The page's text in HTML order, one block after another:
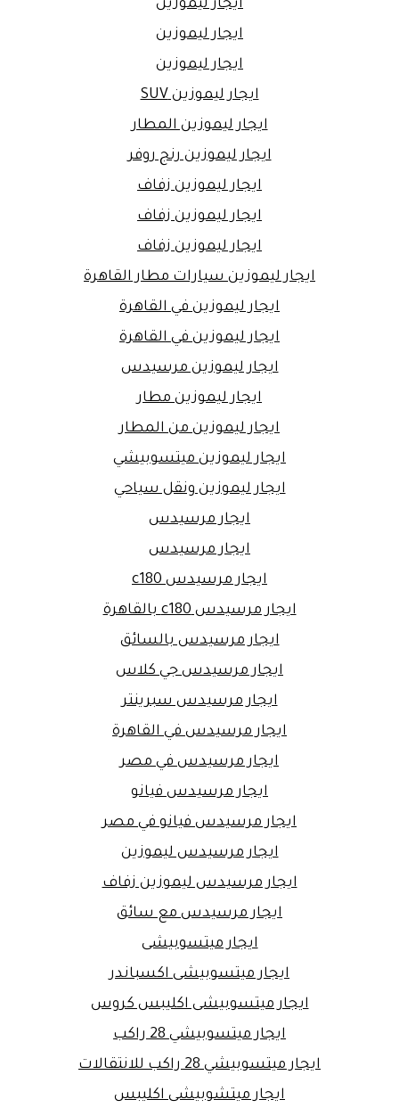
ايجار ليموزين
ايجار ليموزين
ايجار ليموزين
ايجار ليموزين SUV
ايجار ليموزين المطار
ايجار ليموزين رنج روفر
ايجار ليموزين زفاف
ايجار ليموزين زفاف
ايجار ليموزين زفاف
ايجار ليموزين سيارات مطار القاهرة
ايجار ليموزين في القاهرة
ايجار ليموزين في القاهرة
ايجار ليموزين مرسيدس
ايجار ليموزين مطار
ايجار ليموزين من المطار
ايجار ليموزين ميتسوبيشي
ايجار ليموزين ونقل سياحي
ايجار مرسيدس
ايجار مرسيدس
ايجار مرسيدس c180
ايجار مرسيدس c180 بالقاهرة
ايجار مرسيدس بالسائق
ايجار مرسيدس جي كلاس
ايجار مرسيدس سبرينتر
ايجار مرسيدس في القاهرة
ايجار مرسيدس في مصر
ايجار مرسيدس فيانو
ايجار مرسيدس فيانو في مصر
ايجار مرسيدس ليموزين
ايجار مرسيدس ليموزين زفاف
ايجار مرسيدس مع سائق
ايجار ميتسوبيشى
ايجار ميتسوبيشى اكسباندر
ايجار ميتسوبيشى اكليبس كروس
ايجار ميتسوبيشي 28 راكب
ايجار ميتسوبيشي 28 راكب للانتقالات
ايجار ميتشوبيشى اكليبس